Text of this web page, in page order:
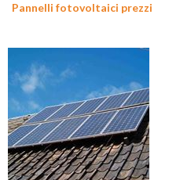
Pannelli fotovoltaici prezzi